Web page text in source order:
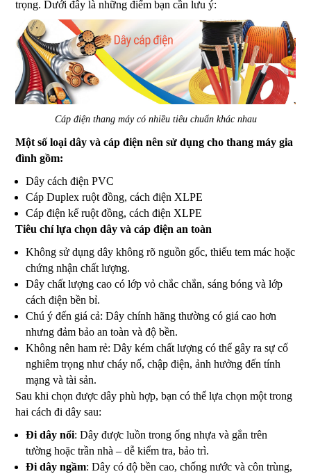
trọng. Dưới đây là những điểm bạn cần lưu ý:
Cáp điện thang máy có nhiều tiêu chuẩn khác nhau
Một số loại dây và cáp điện nên sử dụng cho thang máy gia
đình gồm:
Dây cách điện PVC
Cáp Duplex ruột đồng, cách điện XLPE
Cáp điện kế ruột đồng, cách điện XLPE
Tiêu chí lựa chọn dây và cáp điện an toàn
Không sử dụng dây không rõ nguồn gốc, thiếu tem mác hoặc
chứng nhận chất lượng.
Dây chất lượng cao có lớp vỏ chắc chắn, sáng bóng và lớp
cách điện bền bỉ.
Chú ý đến giá cả: Dây chính hãng thường có giá cao hơn
nhưng đảm bảo an toàn và độ bền.
Không nên ham rẻ: Dây kém chất lượng có thể gây ra sự cố
nghiêm trọng như cháy nổ, chập điện, ảnh hưởng đến tính
mạng và tài sản.
Sau khi chọn được dây phù hợp, bạn có thể lựa chọn một trong
hai cách đi dây sau:
Đi dây nổi: Dây được luồn trong ống nhựa và gắn trên
tường hoặc trần nhà – dễ kiểm tra, bảo trì.
Đi dây ngầm: Dây có độ bền cao, chống nước và côn trùng,